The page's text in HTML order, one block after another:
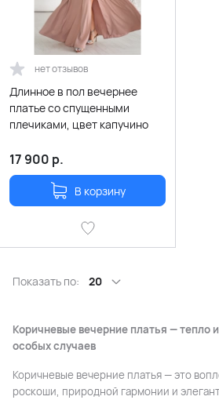
нет отзывов
Длинное в пол вечернее
платье со спущенными
плечиками, цвет капучино
17 900 р.
В корзину
Показать по: 20
Коричневые вечерние платья — тепло
особых случаев
Коричневые вечерние платья — это
роскоши, природной гармонии и